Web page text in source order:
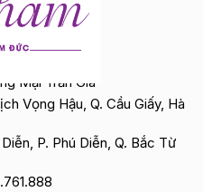
Mại Trần Gia
Vọng Hậu, Q. Cầu Giấy, Hà
P. Phú Diễn, Q. Bắc Từ